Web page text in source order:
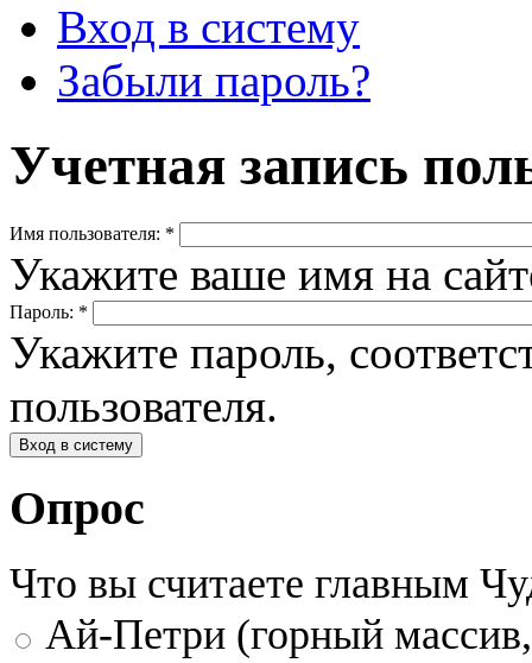
Вход в систему
Забыли пароль?
Учетная запись
Имя пользователя: *
Укажите ваше имя на
Пароль: *
Укажите пароль,
пользователя.
Опрос
Что вы считаете главным
Ай-Петри (горный